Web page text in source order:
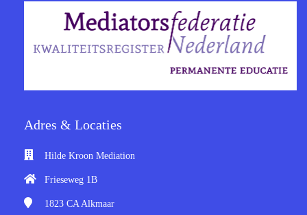
Adres & Locaties
Hilde Kroon Mediation
Frieseweg 1B
1823 CA Alkmaar